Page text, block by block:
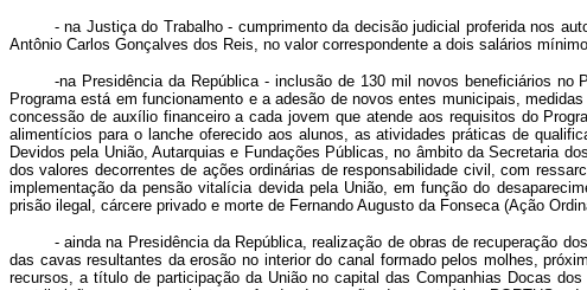
- na Justiça do Trabalho - cumprimento da decisão judicial proferida nos
Antônio Carlos Gonçalves dos Reis, no valor correspondente a dois salários
-na Presidência da República - inclusão de 130 mil novos beneficiários
Programa está em funcionamento e a adesão de novos entes municipais,
concessão de auxílio financeiro a cada jovem que atende aos requisitos do
alimentícios para o lanche oferecido aos alunos, as atividades práticas de
Devidos pela União, Autarquias e Fundações Públicas, no âmbito da Secretaria
dos valores decorrentes de ações ordinárias de responsabilidade civil, com
implementação da pensão vitalícia devida pela União, em função do
prisão ilegal, cárcere privado e morte de Fernando Augusto da Fonseca (Ação
- ainda na Presidência da República, realização de obras de recuperação
das cavas resultantes da erosão no interior do canal formado pelos molhes,
recursos, a título de participação da União no capital das Companhias Docas